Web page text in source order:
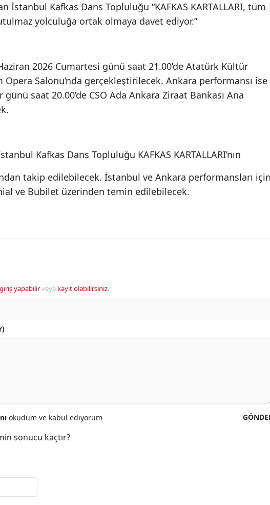
İstanbul Kafkas Dans Topluluğu “KAFKAS KARTALLARI, tüm
yolculuğa ortak olmaya davet ediyor.”
2026 Cumartesi günü saat 21.00’de Atatürk Kültür
Opera Salonu’nda gerçekleştirilecek. Ankara performansı ise
günü saat 20.00’de CSO Ada Ankara Ziraat Bankası Ana
Kafkas Dans Topluluğu KAFKAS KARTALLARI’nın
takip edilebilecek. İstanbul ve Ankara performansları
ve Bubilet üzerinden temin edilebilecek.
giriş yapabilirveya kayıt olabilirsiniz.
okudum ve kabul ediyorum
sonucu kaçtır?